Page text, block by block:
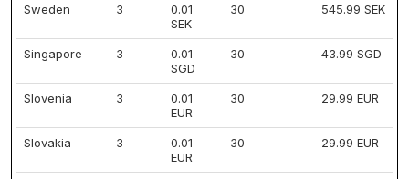
Sweden 3
0.01
SEK
30 545.99 SEK
Singapore 3
0.01
SGD
30 43.99 SGD
Slovenia 3
0.01
EUR
30 29.99 EUR
Slovakia 3
0.01
EUR
30 29.99 EUR